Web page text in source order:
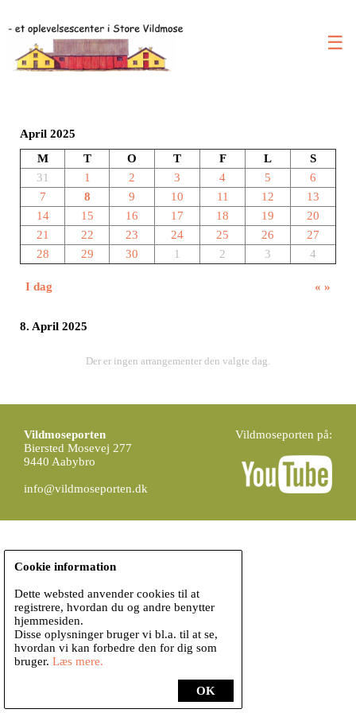
☰
April 2025
M
T O T F L
S
31
1 2 3 4 5
6
7
8 9 10 11 12
13
14
15 16 17 18 19
20
21
22 23 24 25 26
27
28
29 30 1 2 3 4
I dag « »
8. April 2025
Der er ingen arrangementer den valgte dag.
Vildmoseporten
Biersted Mosevej 277
9440 Aabybro
info@vildmoseporten.dk
Vildmoseporten på:
OK
Cookie information
Dette websted anvender cookies til at
registrere, hvordan du og andre benytter
hjemmesiden.
Disse oplysninger bruger vi bl.a. til at se,
hvordan vi kan forbedre den for dig som
bruger. Læs mere.